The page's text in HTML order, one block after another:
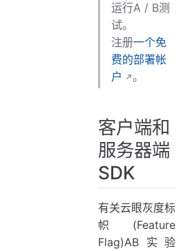
运行A / B测
试。
注册一个免
费的部署帐
户
。
客户端和
服务器端
SDK
有关云眼灰度标
帜(Feature
Flag)AB实验